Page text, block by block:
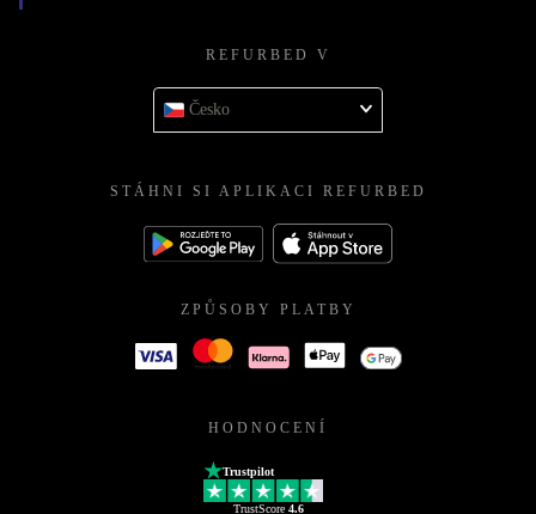
REFURBED V
Česko
STÁHNI SI APLIKACI REFURBED
ZPŮSOBY PLATBY
HODNOCENÍ
Trustpilot
TrustScore 4.6